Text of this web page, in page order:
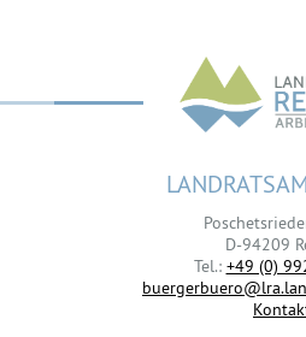
D-94209
Tel.: +49 (0)